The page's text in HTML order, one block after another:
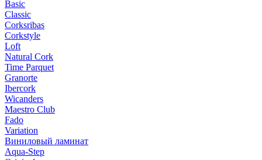
Basic
Classic
Corksribas
Corkstyle
Loft
Natural Cork
Time Parquet
Granorte
Ibercork
Wicanders
Мaestro Club
Fado
Variation
Виниловый ламинат
Aqua-Step